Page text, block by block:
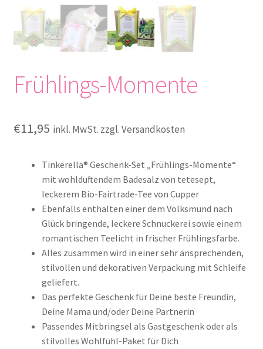
Frühlings-Momente
€11,95 inkl. MwSt. zzgl. Versandkosten
Tinkerella® Geschenk-Set „Frühlings-Momente“
mit wohlduftendem Badesalz von tetesept,
leckerem Bio-Fairtrade-Tee von Cupper
Ebenfalls enthalten einer dem Volksmund nach
Glück bringende, leckere Schnuckerei sowie einem
romantischen Teelicht in frischer Frühlingsfarbe.
Alles zusammen wird in einer sehr ansprechenden,
stilvollen und dekorativen Verpackung mit Schleife
geliefert.
Das perfekte Geschenk für Deine beste Freundin,
Deine Mama und/oder Deine Partnerin
Passendes Mitbringsel als Gastgeschenk oder als
stilvolles Wohlfühl-Paket für Dich